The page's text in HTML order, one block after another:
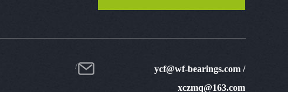
ycf@wf-bearings.com /
xczmq@163.com